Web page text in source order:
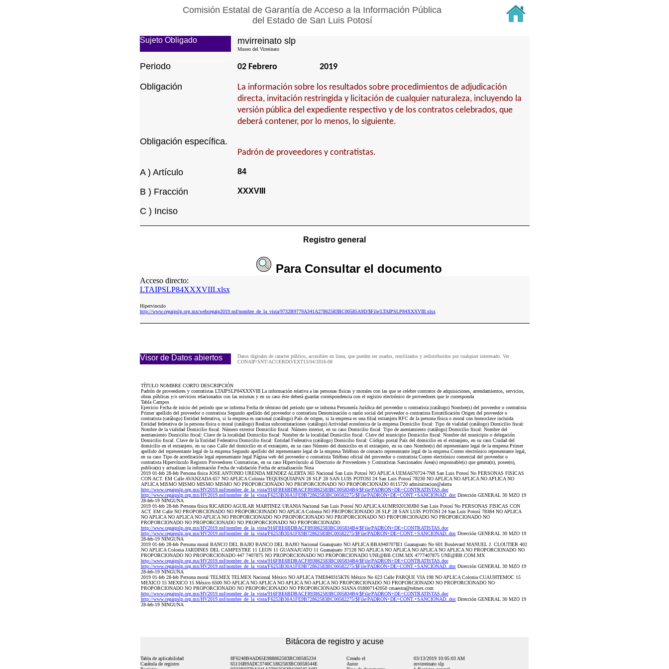
Comisión Estatal de Garantía de Acceso a la Información Pública
del Estado de San Luis Potosí
Sujeto Obligado mvirreinato slp
Museo del Virreinato
Periodo 02 Febrero 2019
Obligación
La información sobre los resultados sobre procedimientos de adjudicación
directa, invitación restringida y licitación de cualquier naturaleza, incluyendo la
versión pública del expediente respectivo y de los contratos celebrados, que
deberá contener, por lo menos, lo siguiente.
Obligación específica.
Padrón de proveedores y contratistas.
A ) Artículo 84
B ) Fracción XXXVIII
C ) Inciso
Registro general
Para Consultarel documento
Acceso directo:
LTAIPSLP84XXXVIII.xlsx
Hipervinculo
http://www.cegaipslp.org.mx/webcegaip2019.nsf/nombre_de_la_vista/9732B9779A341A27862583BC00585A9D/$File/LTAIPSLP84XXXVIII.xlsx
Visor de Datos abiertos
Datos digitales de caracter público, accesibles en linea, que pueden ser usados, reutilizados y redistribuidos por cualquier interesado. Ver
CONAIP/SNT/ACUERDO/EXT13/04/2016-08
TÍTULO NOMBRE CORTO DESCRIPCIÓN
Padrón de proveedores y contratistas LTAIPSLP84XXXVIII La información relativa a las personas físicas y morales con las que se celebre contratos de adquisiciones, arrendamientos, servicios,
obras públicas y/o servicios relacionados con las mismas y en su caso éste deberá guardar correspondencia con el registro electrónico de proveedores que le corresponda
Tabla Campos
Ejercicio Fecha de inicio del periodo que se informa Fecha de término del periodo que se informa Personería Jurídica del proveedor o contratista (catálogo) Nombre(s) del proveedor o contratista
Primer apellido del proveedor o contratista Segundo apellido del proveedor o contratista Denominación o razón social del proveedor o contratista Estratificación Origen del proveedor o
contratista (catálogo) Entidad federativa, si la empresa es nacional (catálogo) País de origen, si la empresa es una filial extranjera RFC de la persona física o moral con homoclave incluida
Entidad federativa de la persona física o moral (catálogo) Realiza subcontrataciones (catálogo) Actividad económica de la empresa Domicilio fiscal: Tipo de vialidad (catálogo) Domicilio fiscal:
Nombre de la vialidad Domicilio fiscal: Número exterior Domicilio fiscal: Número interior, en su caso Domicilio fiscal: Tipo de asentamiento (catálogo) Domicilio fiscal: Nombre del
asentamiento Domicilio fiscal: Clave de la localidad Domicilio fiscal: Nombre de la localidad Domicilio fiscal: Clave del municipio Domicilio fiscal: Nombre del municipio o delegación
Domicilio fiscal: Clave de la Entidad Federativa Domicilio fiscal: Entidad Federativa (catálogo) Domicilio fiscal: Código postal País del domicilio en el extranjero, en su caso Ciudad del
domicilio en el extranjero, en su caso Calle del domicilio en el extranjero, en su caso Número del domicilio en el extranjero, en su caso Nombre(s) del representante legal de la empresa Primer
apellido del representante legal de la empresa Segundo apellido del representante legal de la empresa Teléfono de contacto representante legal de la empresa Correo electrónico representante legal,
en su caso Tipo de acreditación legal representante legal Página web del proveedor o contratista Teléfono oficial del proveedor o contratista Correo electrónico comercial del proveedor o
contratista Hipervínculo Registro Proveedores Contratistas, en su caso Hipervínculo al Directorio de Proveedores y Contratistas Sancionados Área(s) responsable(s) que genera(n), posee(n),
publica(n) y actualizan la información Fecha de validación Fecha de actualización Nota
2019 01-feb 28-feb Persona física JOSE ANTONIO URENDA MENDEZ ALERTA 365 Nacional San Luis Potosí NO APLICA UEMA670724-7N8 San Luis Potosí No PERSONAS FISICAS
CON ACT. EM Calle AVANZADA 657 NO APLICA Colonia TEQUISQUIAPAN 28 SLP 28 SAN LUIS POTOSI 24 San Luis Potosí 78230 NO APLICA NO APLICA NO APLICA NO
APLICA MISMO MISMO MISMO MISMO NO PROPORCIONADO NO PROPORCIONADO NO PROPORCIONADO 8115720 adminitracion@alerta
http://www.cegaipslp.org.mx/HV2019.nsf/nombre_de_la_vista/916FBE6BDBACF893862583BC005834B4/$File/PADRON+DE+CONTRATISTAS.doc
http://www.cegaipslp.org.mx/HV2019.nsf/nombre_de_la_vista/F6253B30A1FE9B72862583BC00582275/$File/PADRON+DE+CONT.+SANCIONAD..docDirección GENERAL 30 MZO 19
28-feb-19 NINGUNA
2019 01-feb 28-feb Persona física RICARDO AGUILAR MARTINEZ URANIA Nacional San Luis Potosí NO APLICA AUMR920130JB0 San Luis Potosí No PERSONAS FISICAS CON
ACT. EM Calle NO PROPORCIONADO NO PROPORCIONADO NO APLICA Colonia NO PROPORCIONADO 28 SLP 28 SAN LUIS POTOSI 24 San Luis Potosí 78384 NO APLICA
NO APLICA NO APLICA NO APLICA NO PROPORCIONADO NO PROPORCIONADO NO PROPORCIONADO NO PROPORCIONADO NO PROPORCIONADO NO
PROPORCIONADO NO PROPORCIONADO NO PROPORCIONADO NO PROPORCIONADO
http://www.cegaipslp.org.mx/HV2019.nsf/nombre_de_la_vista/916FBE6BDBACF893862583BC005834B4/$File/PADRON+DE+CONTRATISTAS.doc
http://www.cegaipslp.org.mx/HV2019.nsf/nombre_de_la_vista/F6253B30A1FE9B72862583BC00582275/$File/PADRON+DE+CONT.+SANCIONAD..docDirección GENERAL 30 MZO 19
28-feb-19 NINGUNA
2019 01-feb 28-feb Persona moral BANCO DEL BAJIO BANCO DEL BAJIO Nacional Guanajuato NO APLICA BBA940707IE1 Guanajuato No 601 Boulevard MANUEL J. CLOUTIER 402
NO APLICA Colonia JARDINES DEL CAMPESTRE 11 LEON 11 GUANAJUATO 11 Guanajuato 37128 NO APLICA NO APLICA NO APLICA NO APLICA NO PROPORCIONADO NO
PROPORCIONADO NO PROPORCIONADO 447 7407875 NO PROPORCIONADO NO PROPORCIONADO UNE@BB.COM.MX 4777407875 UNE@BB.COM.MX
http://www.cegaipslp.org.mx/HV2019.nsf/nombre_de_la_vista/916FBE6BDBACF893862583BC005834B4/$File/PADRON+DE+CONTRATISTAS.doc
http://www.cegaipslp.org.mx/HV2019.nsf/nombre_de_la_vista/F6253B30A1FE9B72862583BC00582275/$File/PADRON+DE+CONT.+SANCIONAD..docDirección GENERAL 30 MZO 19
28-feb-19 NINGUNA
2019 01-feb 28-feb Persona moral TELMEX TELMEX Nacional México NO APLICA TME840315KT6 México No 623 Calle PARQUE VIA 198 NO APLICA Colonia CUAUHTEMOC 15
MEXICO 15 MEXICO 15 México 6500 NO APLICA NO APLICA NO APLICA NO APLICA NO PROPORCIONADO NO PROPORCIONADO NO PROPORCIONADO NO
PROPORCIONADO NO PROPORCIONADO NO PROPORCIONADO NO PROPORCIONADO SIANA 018007142050 cmaestra@telmex.com
http://www.cegaipslp.org.mx/HV2019.nsf/nombre_de_la_vista/916FBE6BDBACF893862583BC005834B4/$File/PADRON+DE+CONTRATISTAS.doc
http://www.cegaipslp.org.mx/HV2019.nsf/nombre_de_la_vista/F6253B30A1FE9B72862583BC00582275/$File/PADRON+DE+CONT.+SANCIONAD..docDirección GENERAL 30 MZO 19
28-feb-19 NINGUNA
Bitácora de registro y acuse
Tabla de aplicabilidad 8F6248B4AD65E988862583BC00585234 Creado el
03/13/2019 10:05:03 AM
Carátula de registro
65116B9ADC3740C1862583BC0058544E Autor
mvirreinato slp